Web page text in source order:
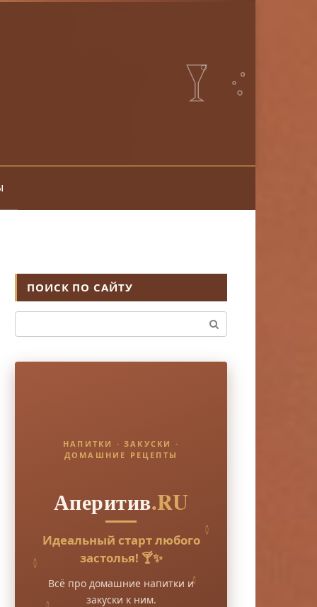
ПОИСК ПО САЙТУ
НАПИТКИ · ЗАКУСКИ ·
ДОМАШНИЕ РЕЦЕПТЫ
Аперитив.RU
Идеальный старт любого
застолья! 🍸✨
Всё про домашние напитки и
закуски к ним.